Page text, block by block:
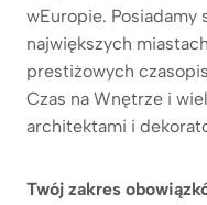
wEuropie. Posiadamy
największych
prestiżowych
Czas na Wnętrze i
architektami i
Twój zakres